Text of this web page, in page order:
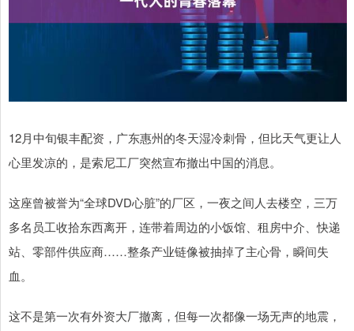
12月中旬银丰配资，广东惠州的冬天湿冷刺骨，但比天气更让人
心里发凉的，是索尼工厂突然宣布撤出中国的消息。
这座曾被誉为“全球DVD心脏”的厂区，一夜之间人去楼空，三万
多名员工收拾东西离开，连带着周边的小饭馆、租房中介、快递
站、零部件供应商……整条产业链像被抽掉了主心骨，瞬间失
血。
这不是第一次有外资大厂撤离，但每一次都像一场无声的地震，